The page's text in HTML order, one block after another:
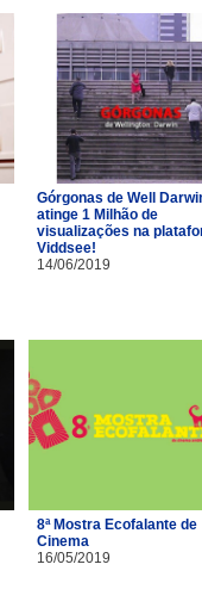
Górgonas de Well
atinge 1 Milhão de
visualizações na
Viddsee!
14/06/2019
8ª Mostra Ecofalante de
Cinema
16/05/2019